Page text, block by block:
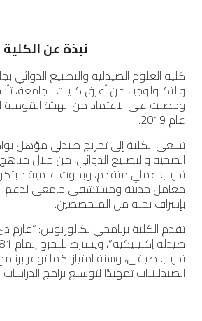
نبذة عن الكلية
كلية العلوم الصيدلية والتصنيع الدوائي
وحصلت على الاعتماد من الهيئة
عام 2019.
تسعى الكلية إلى تخريج صيدلي مؤهل
الصحية والتصنيع الدوائي، من خلال
تدريب عملي متقدم، وبحوث علمية
معامل حديثة ومستشفى جامعي لدعم
بإشراف نخبة من المتخصصين.
تقدم الكلية برنامجي بكالوريوس:
تدريب صيفي، وسنة امتياز. كما توفر
الصيدلانيات تمهيدًا لتوسيع برامج الدراسات